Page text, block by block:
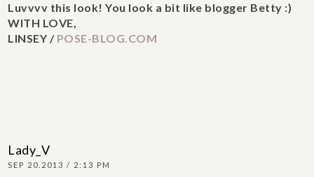
Luvvvv this look! You look a bit like blogger Betty :)
WITH LOVE,
LINSEY / POSE-BLOG.COM
Lady_V
SEP 20.2013 / 2:13 PM